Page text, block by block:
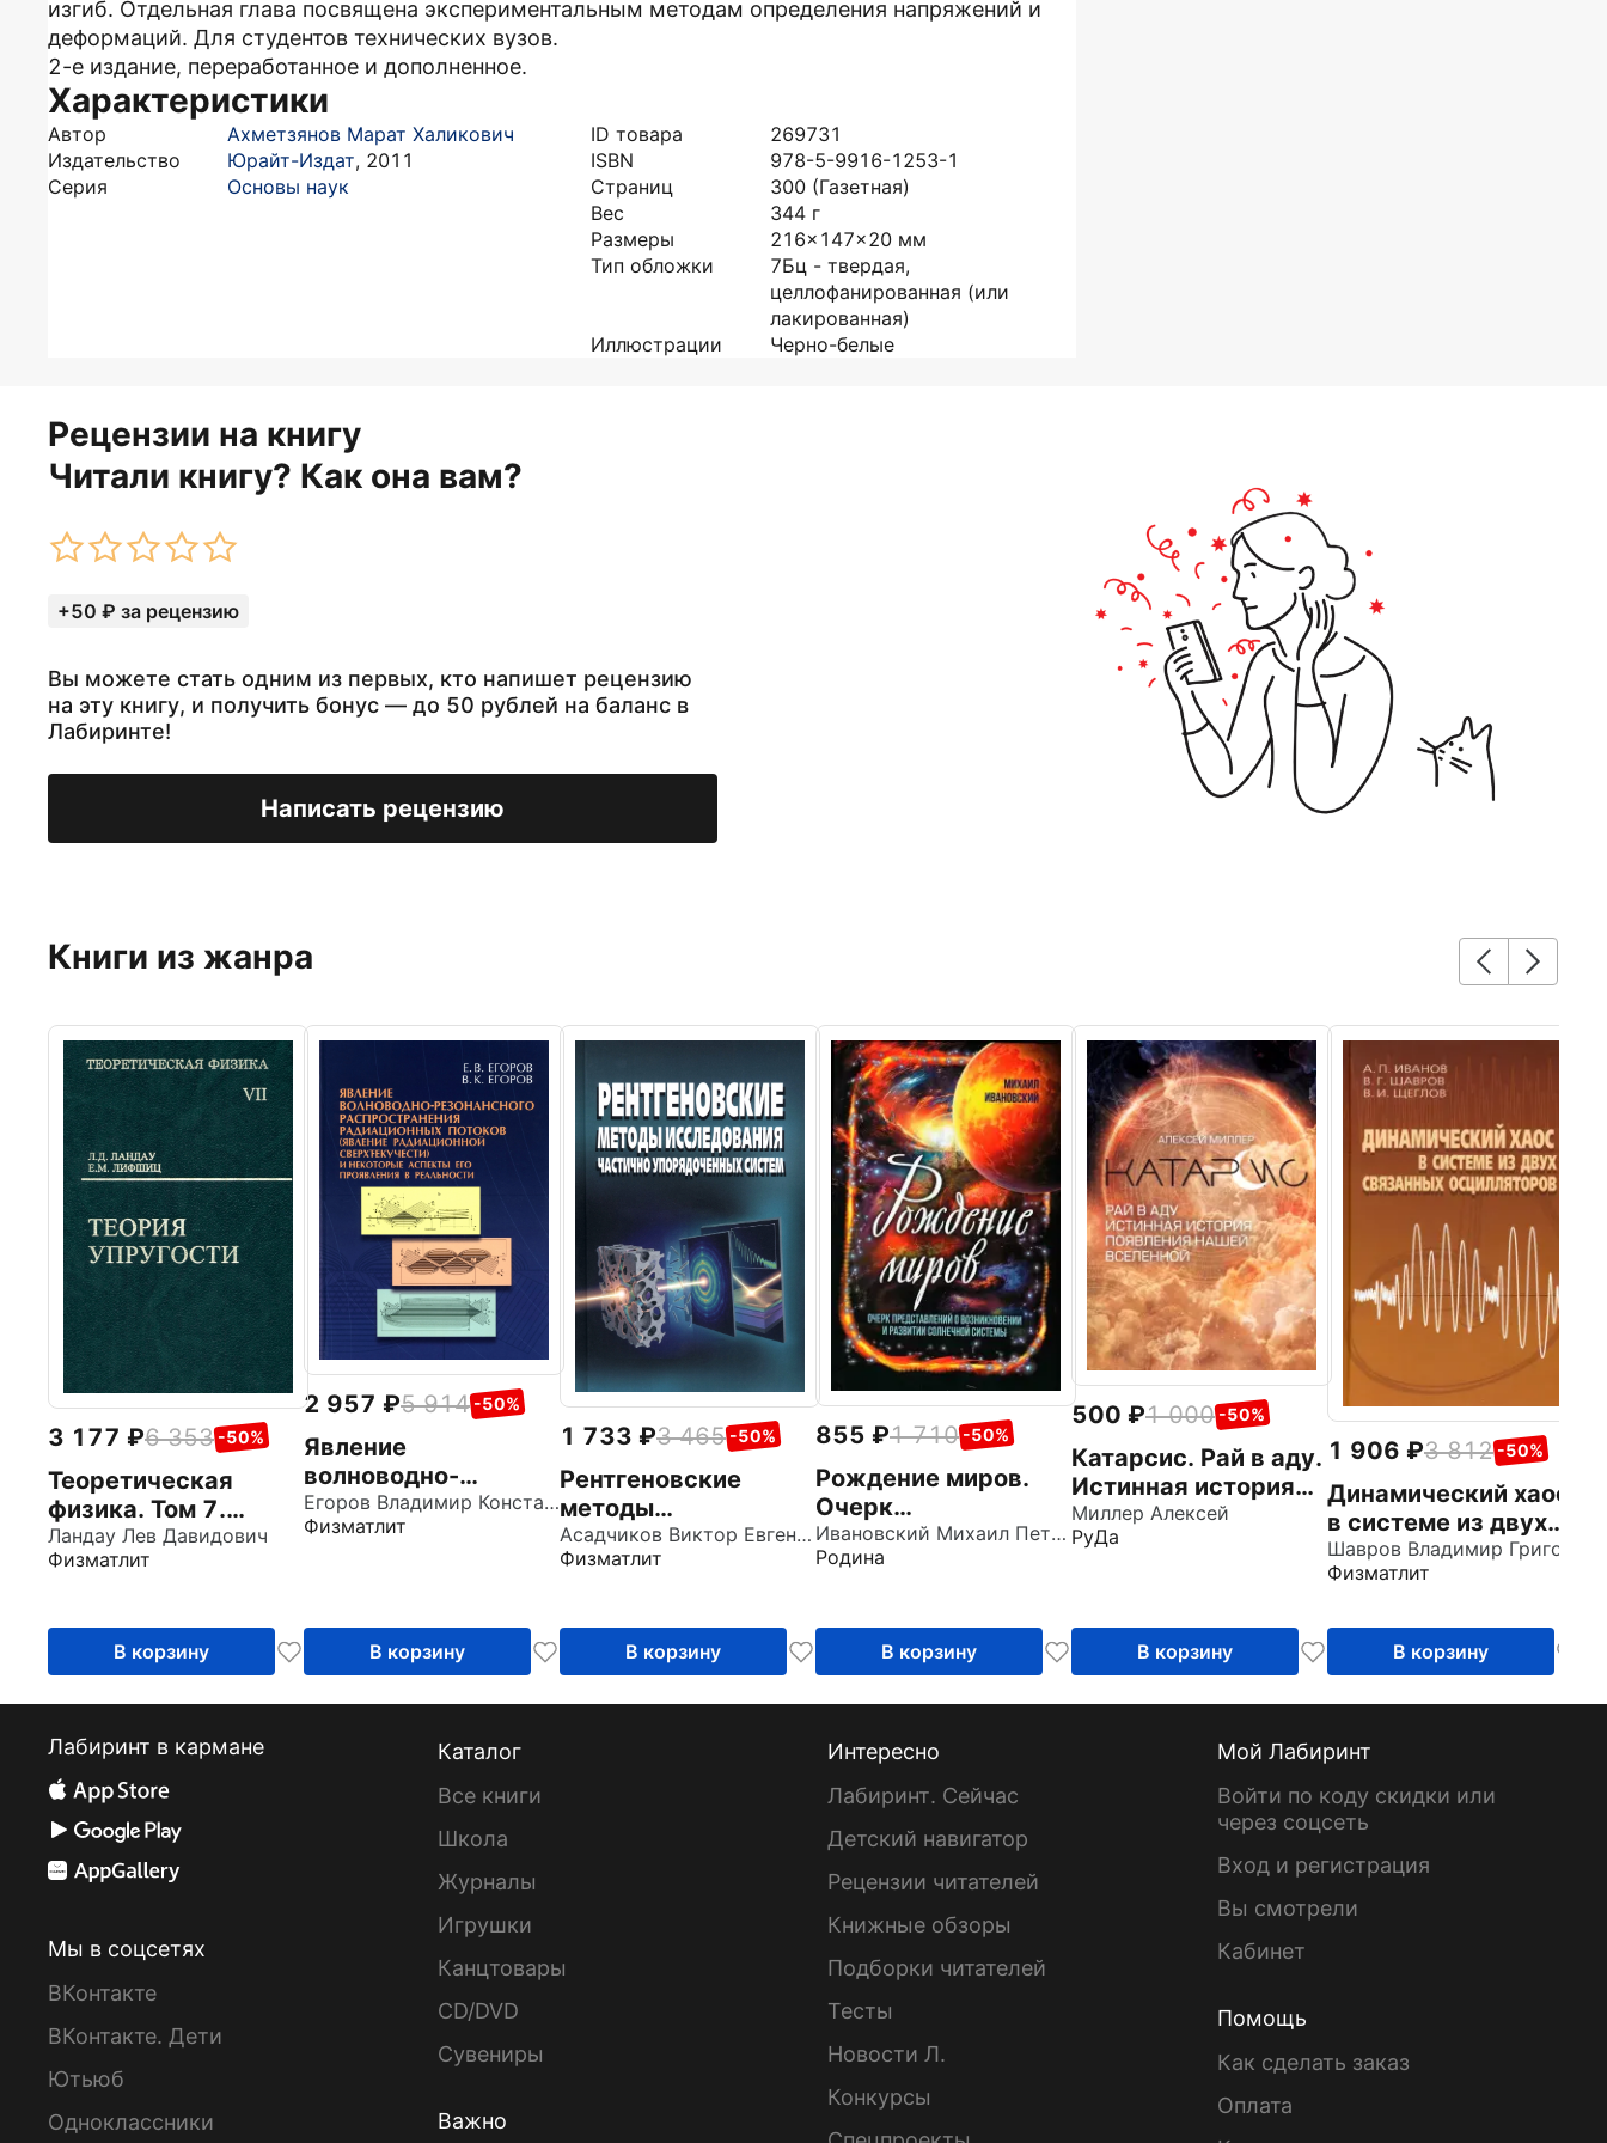
изгиб. Отдельная глава посвящена экспериментальным методам определения напряжений и
деформаций. Для студентов технических вузов.
2-е издание, переработанное и дополненное.
Характеристики
Автор
Ахметзянов Марат Халикович
Издательство
Юрайт-Издат, 2011
Серия
Основы наук
ID товара
269731
ISBN
978-5-9916-1253-1
Страниц
300 (Газетная)
Вес
344 г
Размеры
216x147x20 мм
Тип обложки
7Бц - твердая,
целлофанированная (или
лакированная)
Иллюстрации
Черно-белые
Рецензии на книгу
Читали книгу? Как она вам?
+50 ₽ за рецензию
Вы можете стать одним из первых, кто напишет рецензию
на эту книгу, и получить бонус — до 50 рублей на баланс в
Лабиринте!
Написать рецензию
Книги из жанра
3 177 6 353 -50%
Теоретическая
физика. Том 7.
Теория упругости.
Учебное пособие для
Ландау Лев Давидович
Физматлит
В корзину
2 957 5 914 -50%
Явление
волноводно-
резонансного
распространения
Егоров Владимир Константинович
Физматлит
В корзину
1 733 3 465 -50%
Рентгеновские
методы
исследования
частично
систем
Асадчиков Виктор Евгеньевич
Физматлит
В корзину
855 1 710 -50%
Рождение миров.
Очерк
представлений о
возникновении и
системы
Ивановский Михаил Петрович
Родина
В корзину
500 1 000 -50%
Катарсис. Рай в аду.
Истинная история
появления нашей
Вселенной
Миллер Алексей
РуДа
В корзину
1 906 3 812 -50%
Динамический хаос
в системе из двух
связанных
осцилляторов
Физматлит
В корзину
Лабиринт в кармане
Мы в соцсетях
ВКонтакте
ВКонтакте. Дети
Ютьюб
Одноклассники
Каталог
Все книги
Школа
Журналы
Игрушки
Канцтовары
CD/DVD
Сувениры
Важно
Интересно
Лабиринт. Сейчас
Детский навигатор
Рецензии читателей
Книжные обзоры
Подборки читателей
Тесты
Новости Л.
Конкурсы
Мой Лабиринт
Войти по коду скидки или
через соцсеть
Вход и регистрация
Вы смотрели
Кабинет
Помощь
Как сделать заказ
Оплата